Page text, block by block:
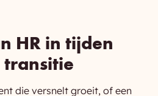
HR in tijden
die versnelt groeit, of een